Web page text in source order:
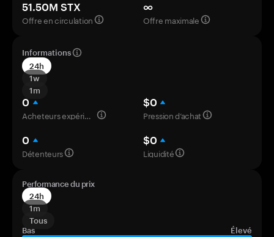
51.50M STX
Offre en circulation
∞
Offre maximale
Informations
24h
1w
1m
0
Acheteurs expérimentés
$0
Pression d’achat
0
Détenteurs
$0
Liquidité
Performance du prix
24h
1m
Tous
Bas
Élevé